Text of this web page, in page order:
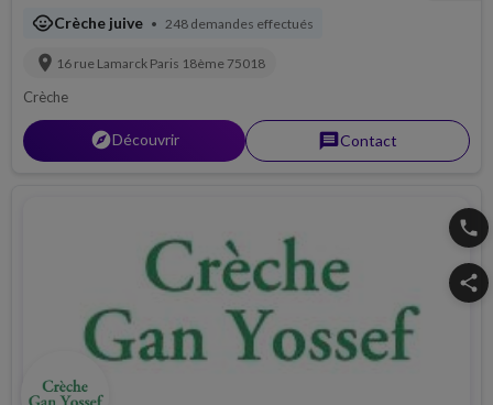
child_careCrèche juive • 248 demandes effectués
location_on 16 rue Lamarck Paris 18ème 75018
Crèche
explorerDécouvrir messageContact
phone
share